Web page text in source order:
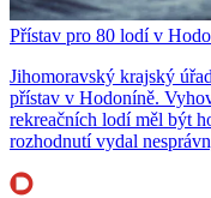
Přístav pro 80 lodí v
Jihomoravský krajský
přístav v Hodoníně.
rekreačních lodí měl být
rozhodnutí vydal